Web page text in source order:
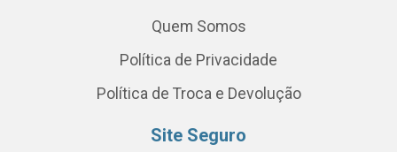
Quem Somos
Política de Privacidade
Política de Troca e Devolução
Site Seguro